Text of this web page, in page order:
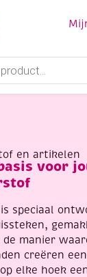
en artikelen
voor
speciaal
manier
creëren
elke hoek